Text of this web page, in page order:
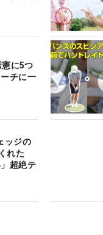
憲に5つ
チに一
ッジの
れた
超絶テ